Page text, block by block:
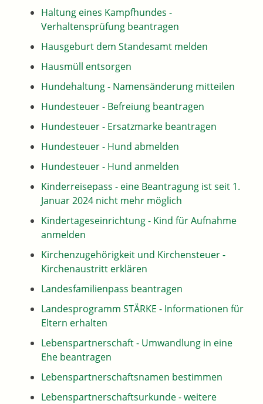
Haltung eines Kampfhundes -
Verhaltensprüfung beantragen
Hausgeburt dem Standesamt melden
Hausmüll entsorgen
Hundehaltung - Namensänderung mitteilen
Hundesteuer - Befreiung beantragen
Hundesteuer - Ersatzmarke beantragen
Hundesteuer - Hund abmelden
Hundesteuer - Hund anmelden
Kinderreisepass - eine Beantragung ist seit 1.
Januar 2024 nicht mehr möglich
Kindertageseinrichtung - Kind für Aufnahme
anmelden
Kirchenzugehörigkeit und Kirchensteuer -
Kirchenaustritt erklären
Landesfamilienpass beantragen
Landesprogramm STÄRKE - Informationen für
Eltern erhalten
Lebenspartnerschaft - Umwandlung in eine
Ehe beantragen
Lebenspartnerschaftsnamen bestimmen
Lebenspartnerschaftsurkunde - weitere